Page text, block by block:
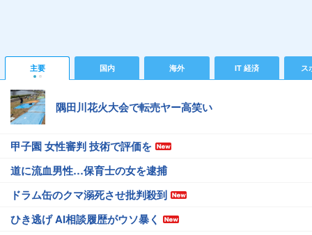
主要 国内 海外 IT 経済 ス
隅田川花火大会で転売ヤー高笑い
甲子園 女性審判 技術で評価を
道に流血男性…保育士の女を逮捕
ドラム缶のクマ溺死させ批判殺到
ひき逃げ AI相談履歴がウソ暴く